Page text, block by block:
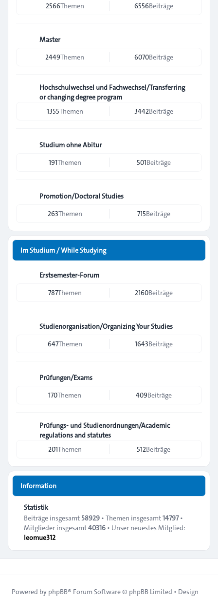
2566Themen 6556Beiträge
Master
2449Themen 6070Beiträge
Hochschulwechsel und Fachwechsel/Transferring
or changing degree program
1355Themen 3442Beiträge
Studium ohne Abitur
191Themen 501Beiträge
Promotion/Doctoral Studies
263Themen 715Beiträge
Im Studium / While Studying
Erstsemester-Forum
787Themen 2160Beiträge
Studienorganisation/Organizing Your Studies
647Themen 1643Beiträge
Prüfungen/Exams
170Themen 409Beiträge
Prüfungs- und Studienordnungen/Academic
regulations and statutes
201Themen 512Beiträge
Information
Statistik
Beiträge insgesamt 58929 • Themen insgesamt14797•
Mitglieder insgesamt40316 • Unser neuestes Mitglied:
leomue312
Powered by phpBB® Forum Software © phpBB Limited • Design